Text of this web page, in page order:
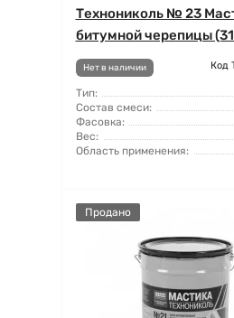
Технониколь № 23
битумной черепицы
Нет в наличии Код
Тип:
Состав смеси:
Фасовка:
Вес:
Область применения:
Продано